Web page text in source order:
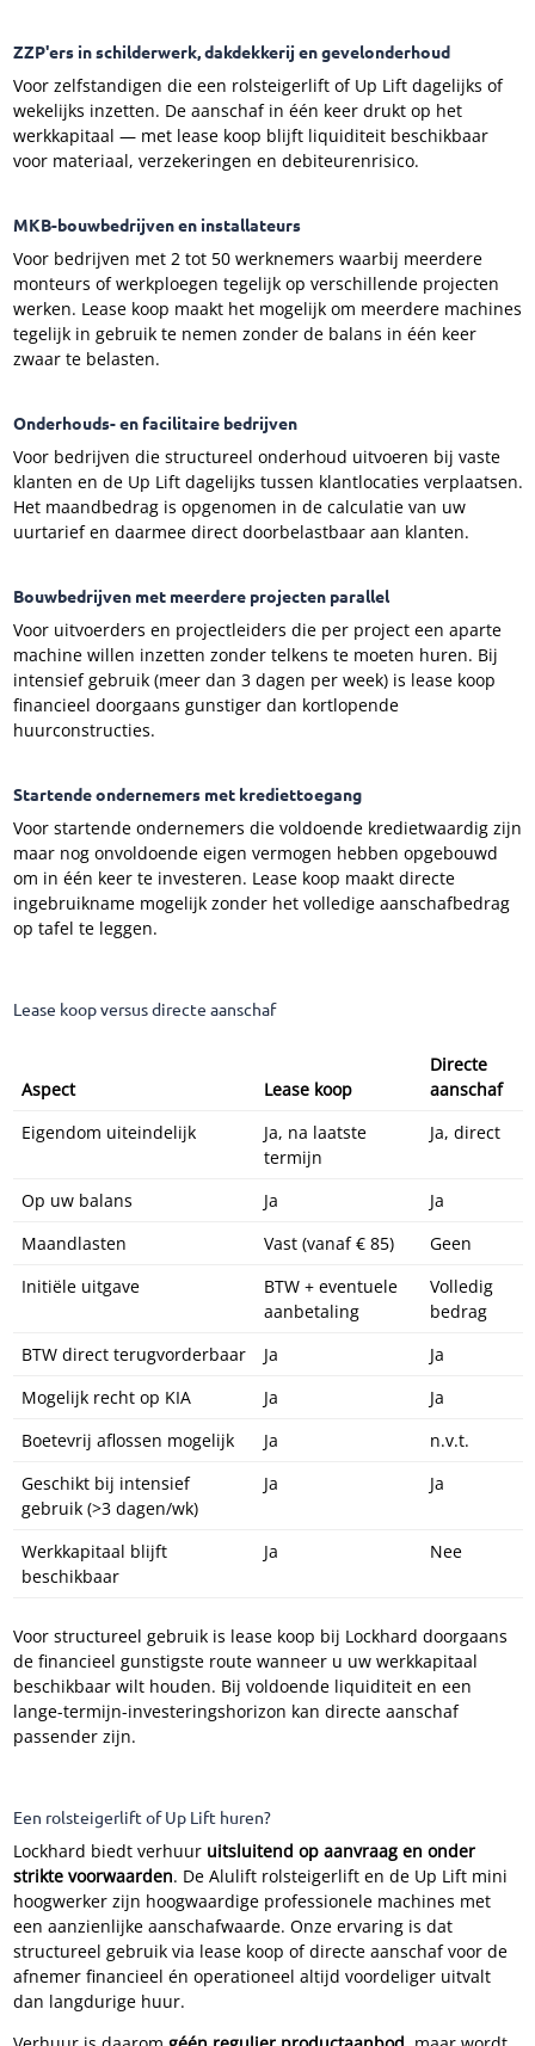
ZZP'ers in schilderwerk, dakdekkerij en gevelonderhoud
Voor zelfstandigen die een rolsteigerlift of Up Lift dagelijks of
wekelijks inzetten. De aanschaf in één keer drukt op het
werkkapitaal — met lease koop blijft liquiditeit beschikbaar
voor materiaal, verzekeringen en debiteurenrisico.
MKB-bouwbedrijven en installateurs
Voor bedrijven met 2 tot 50 werknemers waarbij meerdere
monteurs of werkploegen tegelijk op verschillende projecten
werken. Lease koop maakt het mogelijk om meerdere machines
tegelijk in gebruik te nemen zonder de balans in één keer
zwaar te belasten.
Onderhouds- en facilitaire bedrijven
Voor bedrijven die structureel onderhoud uitvoeren bij vaste
klanten en de Up Lift dagelijks tussen klantlocaties verplaatsen.
Het maandbedrag is opgenomen in de calculatie van uw
uurtarief en daarmee direct doorbelastbaar aan klanten.
Bouwbedrijven met meerdere projecten parallel
Voor uitvoerders en projectleiders die per project een aparte
machine willen inzetten zonder telkens te moeten huren. Bij
intensief gebruik (meer dan 3 dagen per week) is lease koop
financieel doorgaans gunstiger dan kortlopende
huurconstructies.
Startende ondernemers met krediettoegang
Voor startende ondernemers die voldoende kredietwaardig zijn
maar nog onvoldoende eigen vermogen hebben opgebouwd
om in één keer te investeren. Lease koop maakt directe
ingebruikname mogelijk zonder het volledige aanschafbedrag
op tafel te leggen.
Lease koop versus directe aanschaf
Aspect Lease koop
Directe
aanschaf
Eigendom uiteindelijk
Ja, na laatste
termijn
Ja, direct
Op uw balans Ja
Ja
Maandlasten
Vast (vanaf € 85)
Geen
Initiële uitgave
BTW + eventuele
aanbetaling
Volledig
bedrag
BTW direct terugvorderbaar
Ja
Ja
Mogelijk recht op KIA
Ja
Ja
Boetevrij aflossen mogelijk
Ja
n.v.t.
Geschikt bij intensief
gebruik (>3 dagen/wk)
Ja Ja
Werkkapitaal blijft
beschikbaar
Ja Nee
Voor structureel gebruik is lease koop bij Lockhard doorgaans
de financieel gunstigste route wanneer u uw werkkapitaal
beschikbaar wilt houden. Bij voldoende liquiditeit en een
lange-termijn-investeringshorizon kan directe aanschaf
passender zijn.
Een rolsteigerlift of Up Lift huren?
Lockhard biedt verhuur uitsluitend op aanvraag en onder
strikte voorwaarden. De Alulift rolsteigerlift en de Up Lift mini
hoogwerker zijn hoogwaardige professionele machines met
een aanzienlijke aanschafwaarde. Onze ervaring is dat
structureel gebruik via lease koop of directe aanschaf voor de
afnemer financieel én operationeel altijd voordeliger uitvalt
dan langdurige huur.